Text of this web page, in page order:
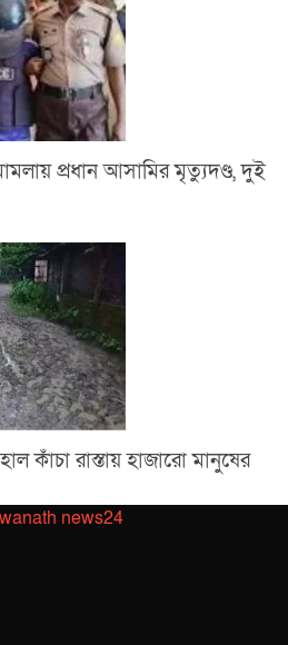
প্রধান আসামির মৃত্যুদণ্ড, দুই
কাঁচা রাস্তায় হাজারো মানুষের